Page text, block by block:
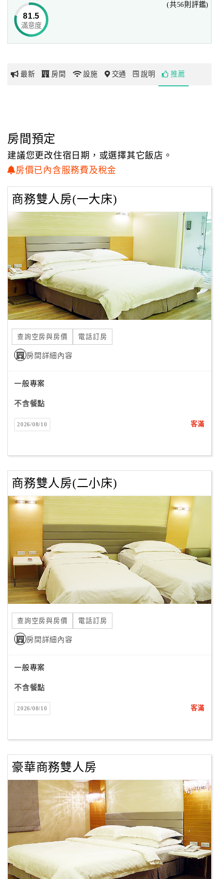
網
玩
地
圖
顧
務
顧
客
滿
意
度
訂
單
管
理
員
戶
客
服
聯
單
Line
線
上
客
服
紅
利
查
訂
房
Q&A
旅
卡
訂
房
請
款
收
據
佳選擇喔。
81.5
滿意度
(共56則評鑑)
最新 房間 設施 交通 說明 推薦
房間預定
建議您更改住宿日期，或選擇其它飯店。
房價已內含服務費及稅金
商務雙人房(一大床)
查詢空房與房價 電話訂房
房間詳細內容
一般專案
不含餐點
2026/08/10 客滿
商務雙人房(二小床)
查詢空房與房價 電話訂房
房間詳細內容
一般專案
不含餐點
2026/08/10 客滿
豪華商務雙人房